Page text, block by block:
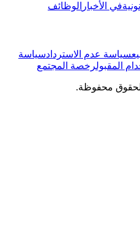
في الأخبار الوظائف
سياسة عدم الاستردادسياسة
المقبولرخصة المجتمع